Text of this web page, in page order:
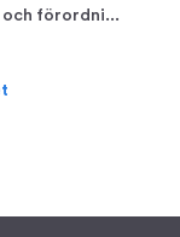
förordni...